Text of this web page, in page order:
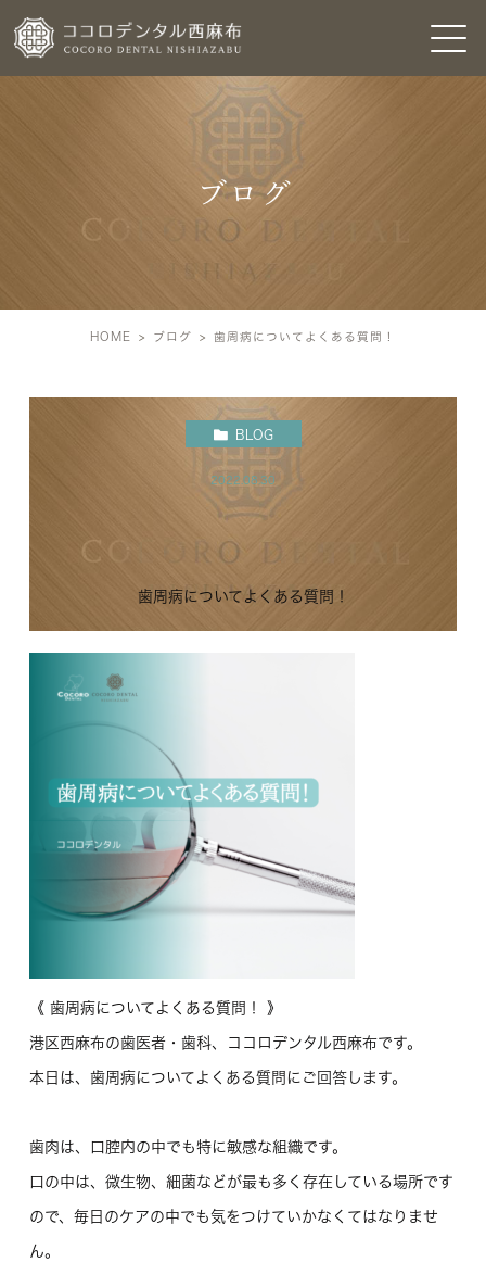
ブログ
HOME ブログ 歯周病についてよくある質問！
BLOG
2022.08.30
歯周病についてよくある質問！
《 歯周病についてよくある質問！ 》
港区西麻布の歯医者・歯科、ココロデンタル西麻布です。
本日は、歯周病についてよくある質問にご回答します。
歯肉は、口腔内の中でも特に敏感な組織です。
口の中は、微生物、細菌などが最も多く存在している場所です
ので、毎日のケアの中でも気をつけていかなくてはなりませ
ん。